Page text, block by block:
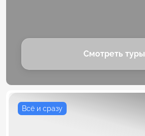
Смотреть туры
Всё и сразу